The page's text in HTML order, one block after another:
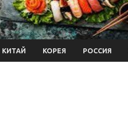
КИТАЙ КОРЕЯ РОССИЯ